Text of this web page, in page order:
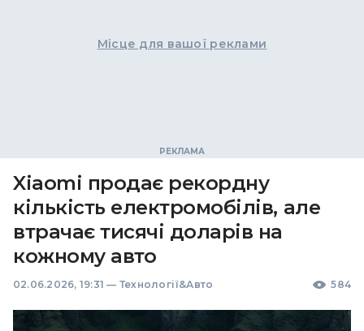
Місце для вашої реклами
Xiaomi продає рекордну
кількість електромобілів, але
втрачає тисячі доларів на
кожному авто
02.06.2026, 19:31 — Технології&Авто 584